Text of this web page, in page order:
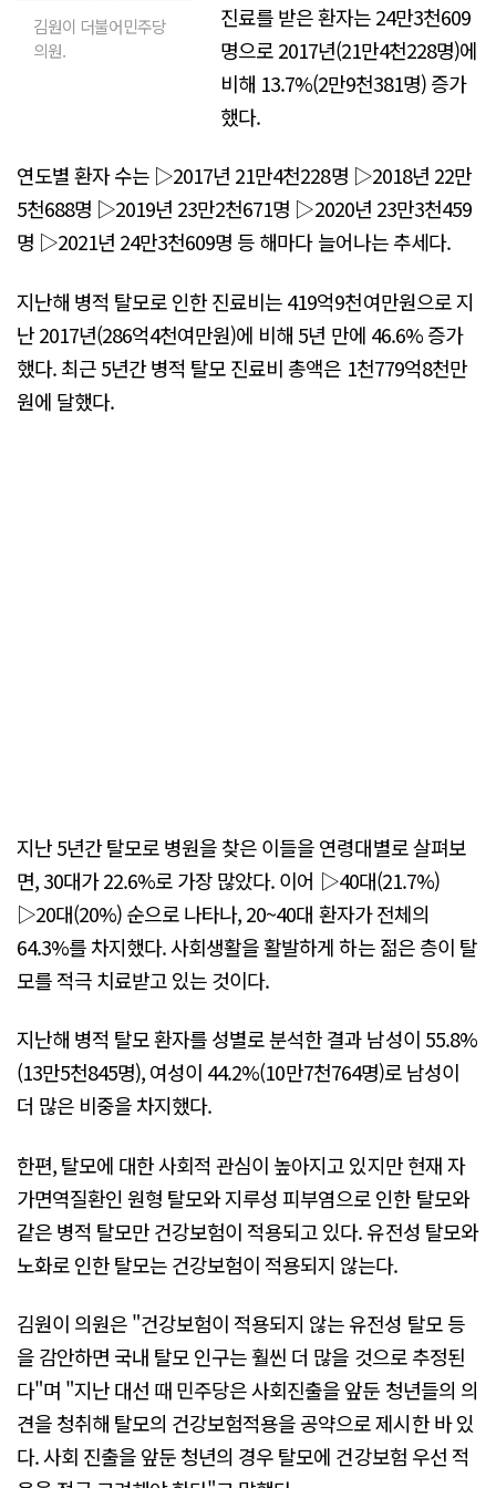
김원이 더불어민주당
의원.
진료를 받은 환자는 24만3천609
명으로 2017년(21만4천228명)에
비해 13.7%(2만9천381명) 증가
했다.
연도별 환자 수는 ▷2017년 21만4천228명 ▷2018년 22만
5천688명 ▷2019년 23만2천671명 ▷2020년 23만3천459
명 ▷2021년 24만3천609명 등 해마다 늘어나는 추세다.
지난해 병적 탈모로 인한 진료비는 419억9천여만원으로 지
난 2017년(286억4천여만원)에 비해 5년 만에 46.6% 증가
했다. 최근 5년간 병적 탈모 진료비 총액은 1천779억8천만
원에 달했다.
지난 5년간 탈모로 병원을 찾은 이들을 연령대별로 살펴보
면, 30대가 22.6%로 가장 많았다. 이어 ▷40대(21.7%)
▷20대(20%) 순으로 나타나, 20~40대 환자가 전체의
64.3%를 차지했다. 사회생활을 활발하게 하는 젊은 층이 탈
모를 적극 치료받고 있는 것이다.
지난해 병적 탈모 환자를 성별로 분석한 결과 남성이 55.8%
(13만5천845명), 여성이 44.2%(10만7천764명)로 남성이
더 많은 비중을 차지했다.
한편, 탈모에 대한 사회적 관심이 높아지고 있지만 현재 자
가면역질환인 원형 탈모와 지루성 피부염으로 인한 탈모와
같은 병적 탈모만 건강보험이 적용되고 있다. 유전성 탈모와
노화로 인한 탈모는 건강보험이 적용되지 않는다.
김원이 의원은 "건강보험이 적용되지 않는 유전성 탈모 등
을 감안하면 국내 탈모 인구는 훨씬 더 많을 것으로 추정된
다"며 "지난 대선 때 민주당은 사회진출을 앞둔 청년들의 의
견을 청취해 탈모의 건강보험적용을 공약으로 제시한 바 있
다. 사회 진출을 앞둔 청년의 경우 탈모에 건강보험 우선 적